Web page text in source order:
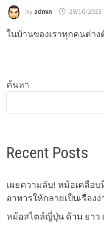
by admin 29/10/2023
ในบ้านของเราทุกคนต่า
ค้นหา
Recent Posts
เผยความลับ! หม้อเคลือ
อาหารให้กลายเป็นเรื่องง่
หม้อสไตล์ญี่ปุ่น ด้าม ยาว